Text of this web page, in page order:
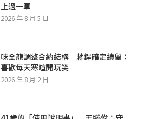
上過一軍
2026 年 8 月 5 日
味全龍調整合約結構 蔣銲確定續留：
喜歡每天寒暄開玩笑
2026 年 8 月 2 日